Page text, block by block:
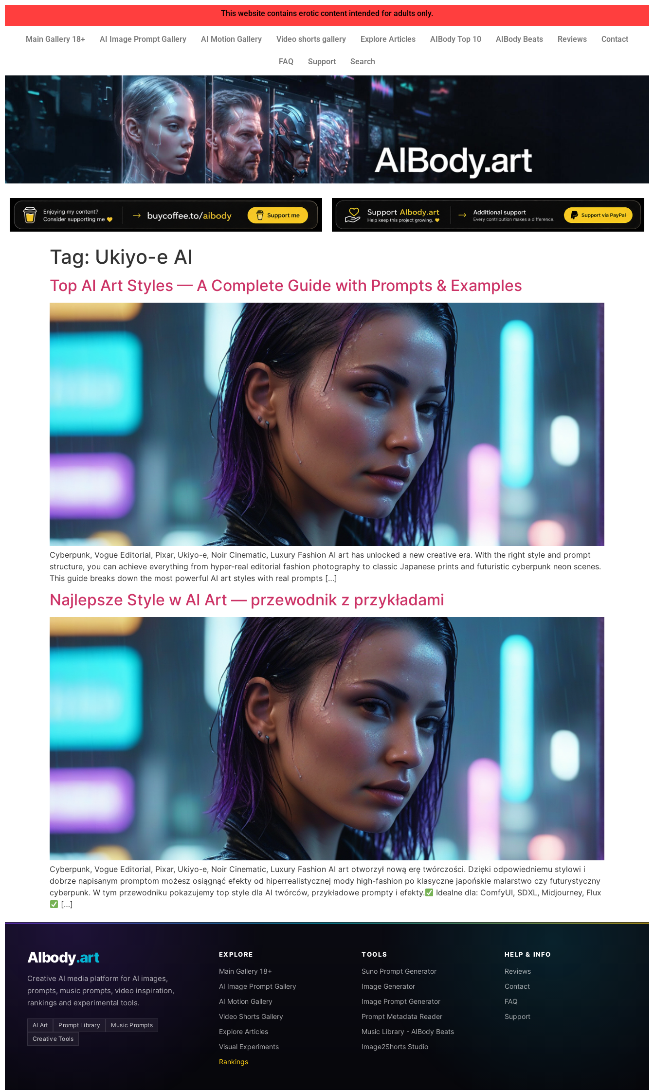
This website contains erotic content intended for adults only.
Main Gallery 18+ AI Image Prompt Gallery AI Motion Gallery Video shorts gallery Explore Articles AIBody Top 10 AIBody Beats Reviews Contact
FAQ Support Search
Tag: Ukiyo-e AI
Top AI Art Styles — A Complete Guide with Prompts & Examples
Cyberpunk, Vogue Editorial, Pixar, Ukiyo-e, Noir Cinematic, Luxury Fashion AI art has unlocked a new creative era. With the right style and prompt
structure, you can achieve everything from hyper-real editorial fashion photography to classic Japanese prints and futuristic cyberpunk neon scenes.
This guide breaks down the most powerful AI art styles with real prompts […]
Najlepsze Style w AI Art — przewodnik z przykładami
Cyberpunk, Vogue Editorial, Pixar, Ukiyo-e, Noir Cinematic, Luxury Fashion AI art otworzył nową erę twórczości. Dzięki odpowiedniemu stylowi i
dobrze napisanym promptom możesz osiągnąć efekty od hiperrealistycznej mody high-fashion po klasyczne japońskie malarstwo czy futurystyczny
cyberpunk. W tym przewodniku pokazujemy top style dla AI twórców, przykładowe prompty i efekty.
Idealne dla: ComfyUI, SDXL, Midjourney, Flux
[…]
AIbody.art
Creative AI media platform for AI images,
prompts, music prompts, video inspiration,
rankings and experimental tools.
AI Art Prompt Library
Music Prompts
Creative Tools
EXPLORE
Main Gallery 18+
AI Image Prompt Gallery
AI Motion Gallery
Video Shorts Gallery
Explore Articles
Visual Experiments
Rankings
TOOLS
Suno Prompt Generator
Image Generator
Image Prompt Generator
Prompt Metadata Reader
Music Library - AIBody Beats
Image2Shorts Studio
HELP & INFO
Reviews
Contact
FAQ
Support